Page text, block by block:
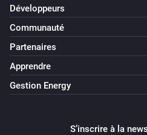
Développeurs
Communauté
Partenaires
Apprendre
Gestion Energy
S’inscrire à la